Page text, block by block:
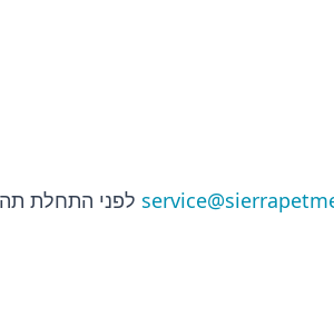
לפני התחלת